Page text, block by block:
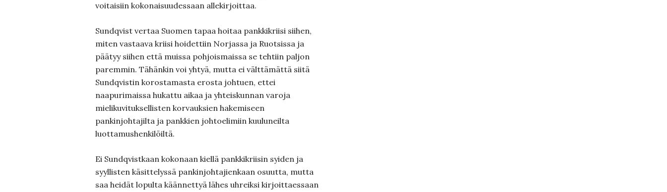
voitaisiin kokonaisuudessaan allekirjoittaa.
Sundqvist vertaa Suomen tapaa hoitaa pankkikriisi siihen,
miten vastaava kriisi hoidettiin Norjassa ja Ruotsissa ja
päätyy siihen että muissa pohjoismaissa se tehtiin paljon
paremmin. Tähänkin voi yhtyä, mutta ei välttämättä siitä
Sundqvistin korostamasta erosta johtuen, ettei
naapurimaissa hukattu aikaa ja yhteiskunnan varoja
mielikuvituksellisten korvauksien hakemiseen
pankinjohtajilta ja pankkien johtoelimiin kuuluneilta
luottamushenkilöiltä.
Ei Sundqvistkaan kokonaan kiellä pankkikriisin syiden ja
syyllisten käsittelyssä pankinjohtajienkaan osuutta, mutta
saa heidät lopulta käännettyä lähes uhreiksi kirjoittaessaan